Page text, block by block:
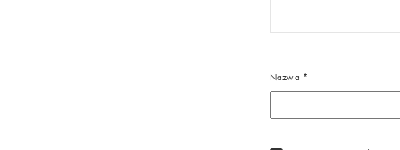
Nazwa *